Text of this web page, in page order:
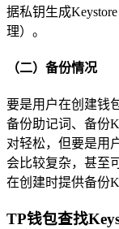
据私钥生成
理）。
（二）备份情况
要是用户在创建钱
备份助记词、备份
对轻松，但要是用
会比较复杂，甚至
在创建时提供备份
TP钱包查找